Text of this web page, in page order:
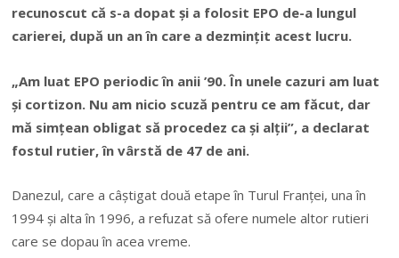
recunoscut că s-a dopat şi a folosit EPO de-a lungul
carierei, după un an în care a dezminţit acest lucru.
„Am luat EPO periodic în anii ’90. În unele cazuri am luat
şi cortizon. Nu am nicio scuză pentru ce am făcut, dar
mă simţean obligat să procedez ca şi alţii”, a declarat
fostul rutier, în vârstă de 47 de ani.
Danezul, care a câştigat două etape în Turul Franţei, una în
1994 şi alta în 1996, a refuzat să ofere numele altor rutieri
care se dopau în acea vreme.